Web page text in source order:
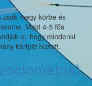
zsák megy körbe és
Majd 4-5 fős
el, hogy mindenki
kártyát húzott.